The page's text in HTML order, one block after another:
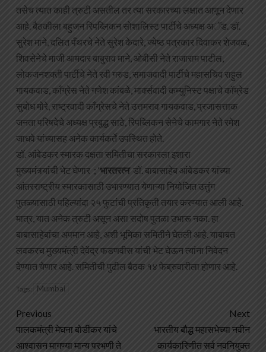
तसेच त्यात काही त्रुटी असतील तर त्या सरकारच्या लक्षात आणून देणार
आहे. बैठकीला बहुजन रिपब्लिकन सोशालिस्ट पार्टीचे अध्यक्ष अॅड. डॉ.
सुरेश माने, दलित पँथरचे नेते सुरेश केदारे, ज्येष्ठ पत्रकार दिवाकर शेजवळ,
शिवसेनेचे माजी आमदार बाबुराव माने, ओबीसी नेते राजाराम पाटील,
लोकजनशक्ती पार्टीचे नेते रवी गरुड, समाजवादी पार्टीचे महासचिव राहुल
गायकवाड, काँग्रेस नेते गणेश कांबळे, मार्क्सवादी कम्युनिस्ट पक्षाचे कॉम्रेड
सुबोध मोरे, राष्ट्रवादी काँग्रेसचे नेते उत्तमराव गायकवाड, प्रजासत्ताक
जनता परिषदेचे अध्यक्ष प्रबुद्ध साठे, रिपब्लिकन सेनेचे कामगार नेते रमेश
जाधवे यांच्यासह अनेक कार्यकर्ते उपस्थित होते.
डॉ. आंबेडकर स्मारक दक्षता समितीचा सरकारला इशारा
मुख्यमंत्र्यांची भेट घेणार ; ‘भारतरत्न‘ डॉ. बाबासाहेब आंबेडकर यांच्या
आंतरराष्ट्रीय स्मारकासाठी उभारण्यात येणाऱ्या नियोजित उत्तुंग
पुतळ्यासाठी पहिल्यांदा २५ फुटांची प्रतिकृती तयार करण्यात आली आहे.
मात्र, यात अनेक त्रुटी असून असा सदोष पुतळा उभारू नका. हा
बाबासाहेबांचा अपमान आहे, अशी भूमिका समितीने घेतली आहे. याबाबत
लवकरच मुख्यमंत्री देवेंद्र फडणवीस यांची भेट घेऊन त्यांना निवेदन
देण्यात येणार आहे. समितीची पुढील बैठक १४ फेब्रुवारीला होणार आहे.
Tags: Mumbai
Previous
पालकमंत्री मेघना बोर्डीकर यांचे
आश्वासन मागण्या मान्य परभणी ते
Next
भारतीय बौद्ध महासभेच्या नवीन
कार्यकारिणीत सर्व नवनियुक्त